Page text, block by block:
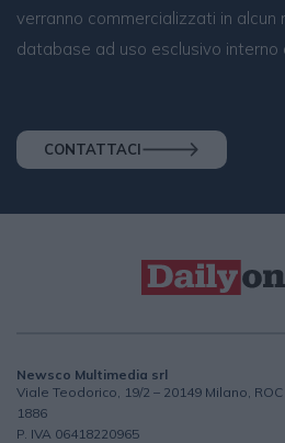
verranno commercializzati in alcun
database ad uso esclusivo interno
CONTATTACI
Newsco Multimedia srl
Viale Teodorico, 19/2 – 20149 Milano, ROC
1886
P. IVA 06418220965